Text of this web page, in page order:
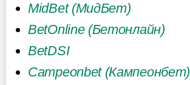
MidBet (МидБет)
BetOnline (Бетонлайн)
BetDSI
Campeonbet (Кампеонбет)